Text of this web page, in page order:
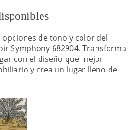
de tono y color del
Symphony 682904. Transforma
con el diseño que mejor
y crea un lugar lleno de